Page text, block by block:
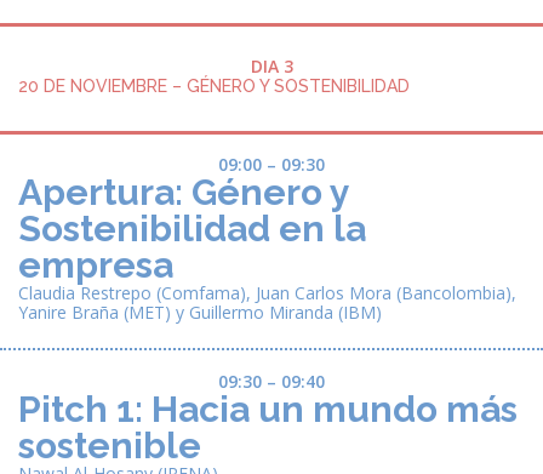
DIA 3
20 DE NOVIEMBRE – GÉNERO Y SOSTENIBILIDAD
09:00 – 09:30
Apertura: Género y
Sostenibilidad en la
empresa
Claudia Restrepo (Comfama), Juan Carlos Mora (Bancolombia),
Yanire Braña (MET) y Guillermo Miranda (IBM)
09:30 – 09:40
Pitch 1: Hacia un mundo más
sostenible